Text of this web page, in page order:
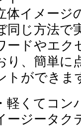
体イメージ
同じ方法で
ードやエク
り、簡単に
トができま
・軽くてコ
ージータク